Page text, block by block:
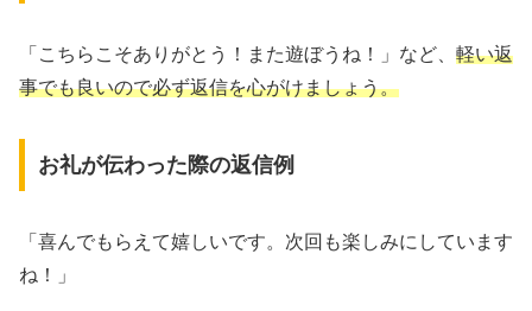
「こちらこそありがとう！また遊ぼうね！」など、 軽い返
事でも良いので必ず返信を心がけましょう。
お礼が伝わった際の返信例
「喜んでもらえて嬉しいです。次回も楽しみにしています
ね！」